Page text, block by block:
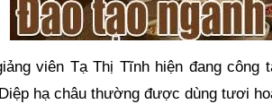
viên Tạ Thị Tĩnh hiện đang công
hạ châu thường được dùng tươi